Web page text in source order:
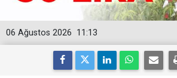
11:13
06 Ağustos 2026